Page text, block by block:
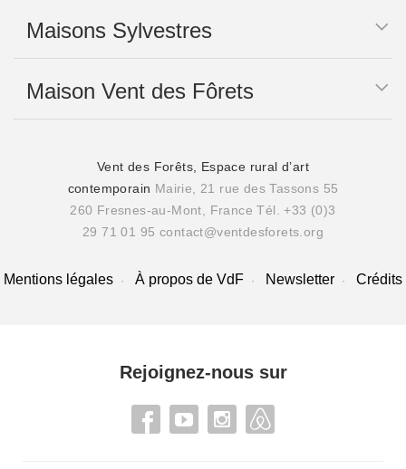
Maisons Sylvestres
Maison Vent des Fôrets
Vent des Forêts, Espace rural d’art
contemporain Mairie, 21 rue des Tassons 55
260 Fresnes-au-Mont, France Tél. +33 (0)3
29 71 01 95 contact@ventdesforets.org
Mentions légales À propos de VdF Newsletter Crédits
Rejoignez-nous sur